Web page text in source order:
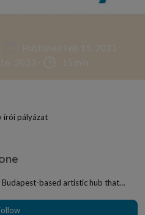
Published Feb 15, 2023
2023
15 min
írói pályázat
Budapest-based artistic hub that